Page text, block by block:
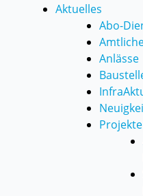
Aktuelles
Abo-
Anlässe
Projekte